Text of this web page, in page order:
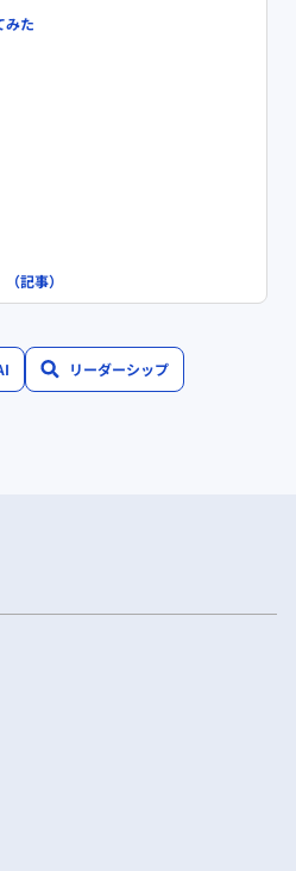
みた
記事）
リーダーシップ